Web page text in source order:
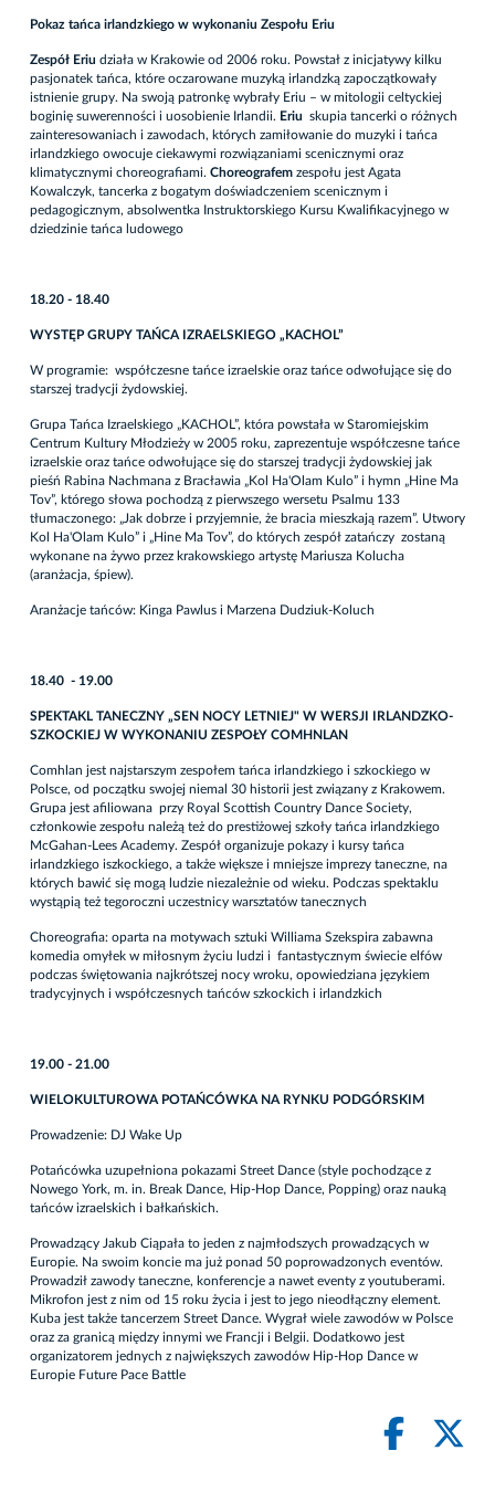
Pokaz tańca irlandzkiego w wykonaniu Zespołu Eriu
Zespół Eriu działa w Krakowie od 2006 roku. Powstał z inicjatywy kilku
pasjonatek tańca, które oczarowane muzyką irlandzką zapoczątkowały
istnienie grupy. Na swoją patronkę wybrały Eriu – w mitologii celtyckiej
boginię suwerenności i uosobienie Irlandii. Eriu skupia tancerki o różnych
zainteresowaniach i zawodach, których zamiłowanie do muzyki i tańca
irlandzkiego owocuje ciekawymi rozwiązaniami scenicznymi oraz
klimatycznymi choreografiami. Choreografem zespołu jest Agata
Kowalczyk, tancerka z bogatym doświadczeniem scenicznym i
pedagogicznym, absolwentka Instruktorskiego Kursu Kwalifikacyjnego w
dziedzinie tańca ludowego
18.20 - 18.40
WYSTĘP GRUPY TAŃCA IZRAELSKIEGO „KACHOL”
W programie: współczesne tańce izraelskie oraz tańce odwołujące się do
starszej tradycji żydowskiej.
Grupa Tańca Izraelskiego „KACHOL”, która powstała w Staromiejskim
Centrum Kultury Młodzieży w 2005 roku, zaprezentuje współczesne tańce
izraelskie oraz tańce odwołujące się do starszej tradycji żydowskiej jak
pieśń Rabina Nachmana z Bracławia „Kol Ha'Olam Kulo” i hymn „Hine Ma
Tov”, którego słowa pochodzą z pierwszego wersetu Psalmu 133
tłumaczonego: „Jak dobrze i przyjemnie, że bracia mieszkają razem”. Utwory
Kol Ha'Olam Kulo” i „Hine Ma Tov”, do których zespół zatańczy zostaną
wykonane na żywo przez krakowskiego artystę Mariusza Kolucha
(aranżacja, śpiew).
Aranżacje tańców: Kinga Pawlus i Marzena Dudziuk-Koluch
18.40 - 19.00
SPEKTAKL TANECZNY „SEN NOCY LETNIEJ" W WERSJI IRLANDZKO-
SZKOCKIEJ W WYKONANIU ZESPOŁY COMHNLAN
Comhlan jest najstarszym zespołem tańca irlandzkiego i szkockiego w
Polsce, od początku swojej niemal 30 historii jest związany z Krakowem.
Grupa jest afiliowana przy Royal Scottish Country Dance Society,
członkowie zespołu należą też do prestiżowej szkoły tańca irlandzkiego
McGahan-Lees Academy. Zespół organizuje pokazy i kursy tańca
irlandzkiego iszkockiego, a także większe i mniejsze imprezy taneczne, na
których bawić się mogą ludzie niezależnie od wieku. Podczas spektaklu
wystąpią też tegoroczni uczestnicy warsztatów tanecznych
Choreografia: oparta na motywach sztuki Williama Szekspira zabawna
komedia omyłek w miłosnym życiu ludzi i fantastycznym świecie elfów
podczas świętowania najkrótszej nocy wroku, opowiedziana językiem
tradycyjnych i współczesnych tańców szkockich i irlandzkich
19.00 - 21.00
WIELOKULTUROWA POTAŃCÓWKA NA RYNKU PODGÓRSKIM
Prowadzenie: DJ Wake Up
Potańcówka uzupełniona pokazami Street Dance (style pochodzące z
Nowego York, m. in. Break Dance, Hip-Hop Dance, Popping) oraz nauką
tańców izraelskich i bałkańskich.
Prowadzący Jakub Ciąpała to jeden z najmłodszych prowadzących w
Europie. Na swoim koncie ma już ponad 50 poprowadzonych eventów.
Prowadził zawody taneczne, konferencje a nawet eventy z youtuberami.
Mikrofon jest z nim od 15 roku życia i jest to jego nieodłączny element.
Kuba jest także tancerzem Street Dance. Wygrał wiele zawodów w Polsce
oraz za granicą między innymi we Francji i Belgii. Dodatkowo jest
organizatorem jednych z największych zawodów Hip-Hop Dance w
Europie Future Pace Battle